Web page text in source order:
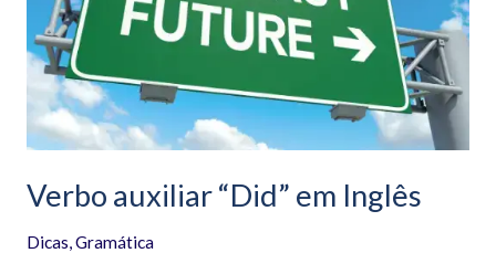
Verbo auxiliar “Did” em Inglês
Dicas,Gramática
Inglês